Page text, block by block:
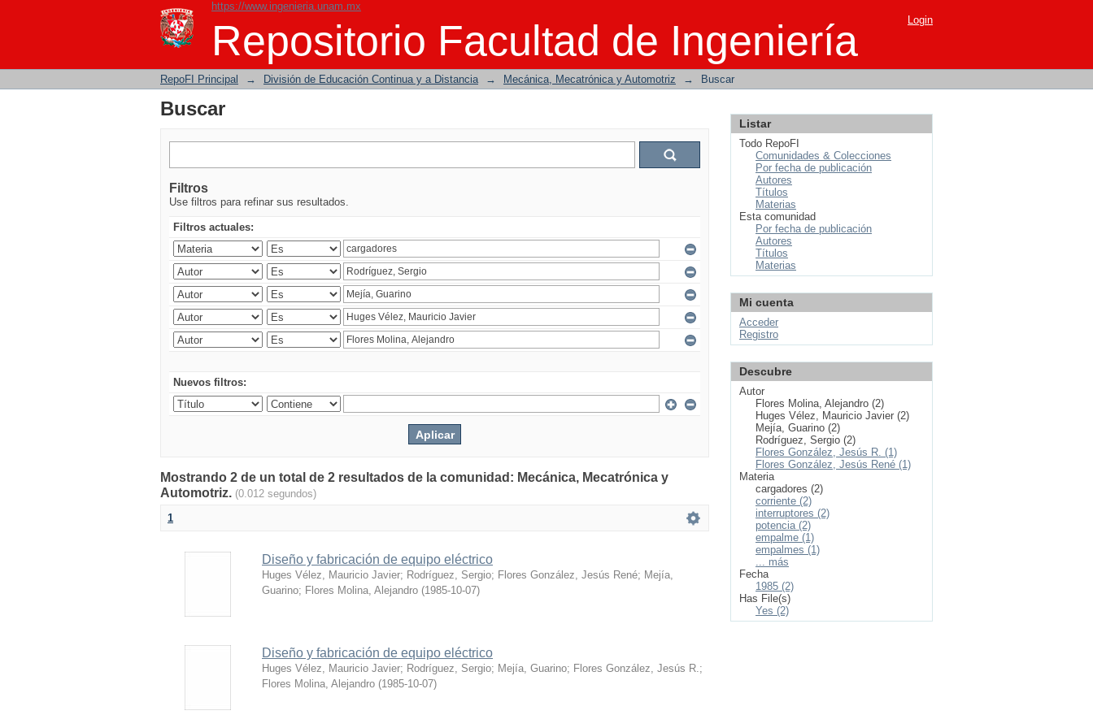
https://www.ingenieria.unam.mx
Repositorio Facultad de Ingeniería
Buscar Login
RepoFI Principal → División de Educación Continua y a Distancia → Mecánica, Mecatrónica y Automotriz → Buscar
Buscar
Filtros
Use filtros para refinar sus resultados.
Filtros actuales:
Nuevos filtros:
Mostrando 2 de un total de 2 resultados de la comunidad: Mecánica, Mecatrónica y
Automotriz. (0.012 segundos)
1
Diseño y fabricación de equipo eléctrico
Huges Vélez, Mauricio Javier; Rodríguez, Sergio; Flores González, Jesús René; Mejía,
Guarino; Flores Molina, Alejandro (1985-10-07)
Diseño y fabricación de equipo eléctrico
Huges Vélez, Mauricio Javier; Rodríguez, Sergio; Mejía, Guarino; Flores González, Jesús R.;
Flores Molina, Alejandro (1985-10-07)
Listar
Todo RepoFI
Comunidades & Colecciones
Por fecha de publicación
Autores
Títulos
Materias
Esta comunidad
Por fecha de publicación
Autores
Títulos
Materias
Mi cuenta
Acceder
Registro
Descubre
Autor
Flores Molina, Alejandro (2)
Huges Vélez, Mauricio Javier (2)
Mejía, Guarino (2)
Rodríguez, Sergio (2)
Flores González, Jesús R. (1)
Flores González, Jesús René (1)
Materia
cargadores (2)
corriente (2)
interruptores (2)
potencia (2)
empalme (1)
empalmes (1)
... más
Fecha
1985 (2)
Has File(s)
Yes (2)